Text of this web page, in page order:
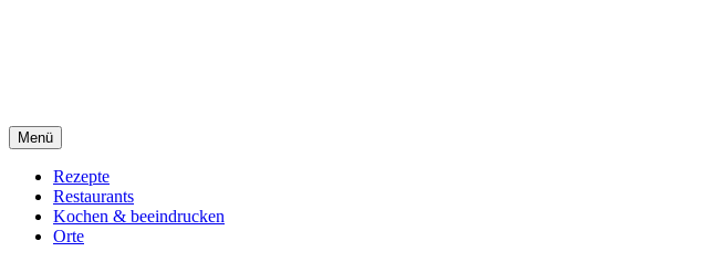
Menü
Rezepte
Restaurants
Kochen & beeindrucken
Orte